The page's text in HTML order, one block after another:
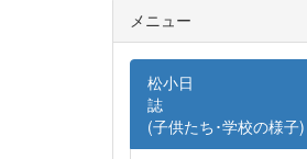
メニュー
松小日
誌
(子供たち･学校の様子)